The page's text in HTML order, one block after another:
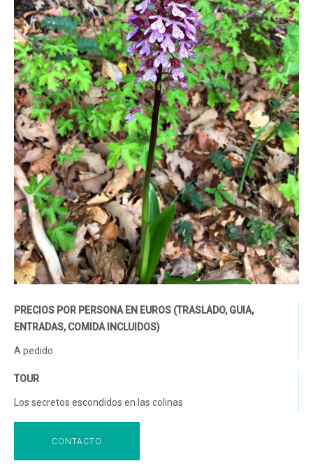
PRECIOS POR PERSONA EN EUROS (TRASLADO, GUIA,
ENTRADAS, COMIDA INCLUIDOS)
A pedido
TOUR
Los secretos escondidos en las colinas
CONTACTO